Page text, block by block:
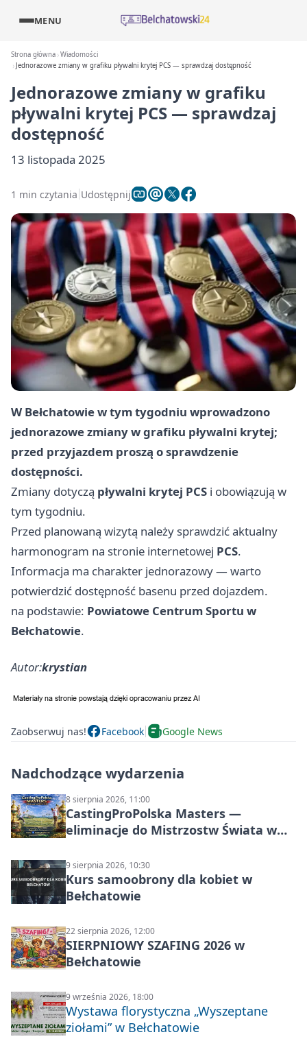
MENU
Strona główna Wiadomości
Jednorazowe zmiany w grafiku pływalni krytej PCS — sprawdzaj dostępność
Jednorazowe zmiany w grafiku
pływalni krytej PCS — sprawdzaj
dostępność
13 listopada 2025
1 min czytania Udostępnij
W Bełchatowie w tym tygodniu wprowadzono
jednorazowe zmiany w grafiku pływalni krytej;
przed przyjazdem proszą o sprawdzenie
dostępności.
Zmiany dotyczą pływalni krytej PCS i obowiązują w
tym tygodniu.
Przed planowaną wizytą należy sprawdzić aktualny
harmonogram na stronie internetowej PCS.
Informacja ma charakter jednorazowy — warto
potwierdzić dostępność basenu przed dojazdem.
na podstawie: Powiatowe Centrum Sportu w
Bełchatowie.
Autor:krystian
Zaobserwuj nas! Facebook Google News
Nadchodzące wydarzenia
8 sierpnia 2026, 11:00
CastingProPolska Masters —
eliminacje do Mistrzostw Świata w
9 sierpnia 2026, 10:30
Kurs samoobrony dla kobiet w
Bełchatowie
22 sierpnia 2026, 12:00
SIERPNIOWY SZAFING 2026 w
Bełchatowie
9 września 2026, 18:00
Wystawa florystyczna „Wyszeptane
ziołami” w Bełchatowie